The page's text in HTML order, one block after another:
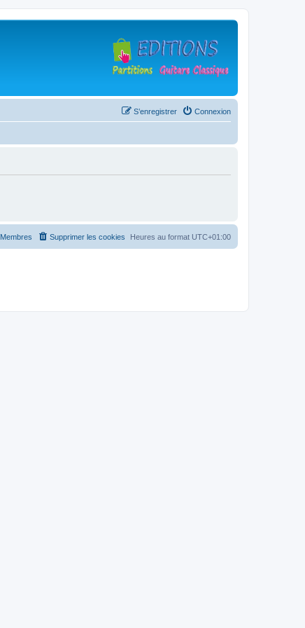
Connexion
S’enregistrer
Heures au format UTC+01:00
Supprimer les cookies
Membres